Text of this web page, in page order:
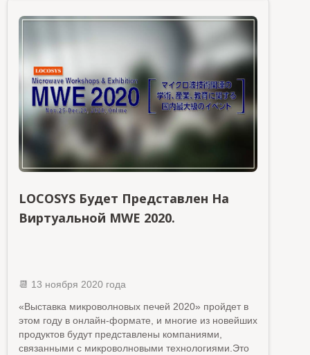
LOCOSYS Будет Представлен На
Виртуальной MWE 2020.
📆 13 ноября 2020 года
«Выставка микроволновых печей 2020» пройдет в
этом году в онлайн-формате, и многие из новейших
продуктов будут представлены компаниями,
связанными с микроволновыми технологиями.Это